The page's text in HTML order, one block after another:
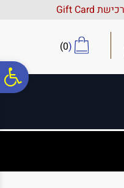
רכישת Gift Card
(
0
)